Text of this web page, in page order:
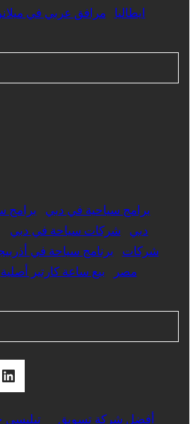
ايطاليا
مرافق عربي في
برامج سياحية في دبي
برامج
دبي
شركات سياحة في دبي
شركات
برنامج سياحة في
مصر
بيع ساعة كارتير أصلية
LinkedIn
أفضل شركة تسويق تبليسي